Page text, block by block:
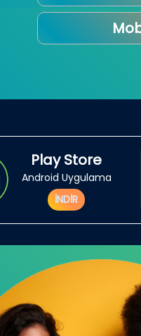
Play Store
Android Uygulama
İNDİR